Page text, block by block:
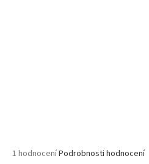
Průměrné
1 hodnoceníPodrobnosti hodnocení
TRIČKO,